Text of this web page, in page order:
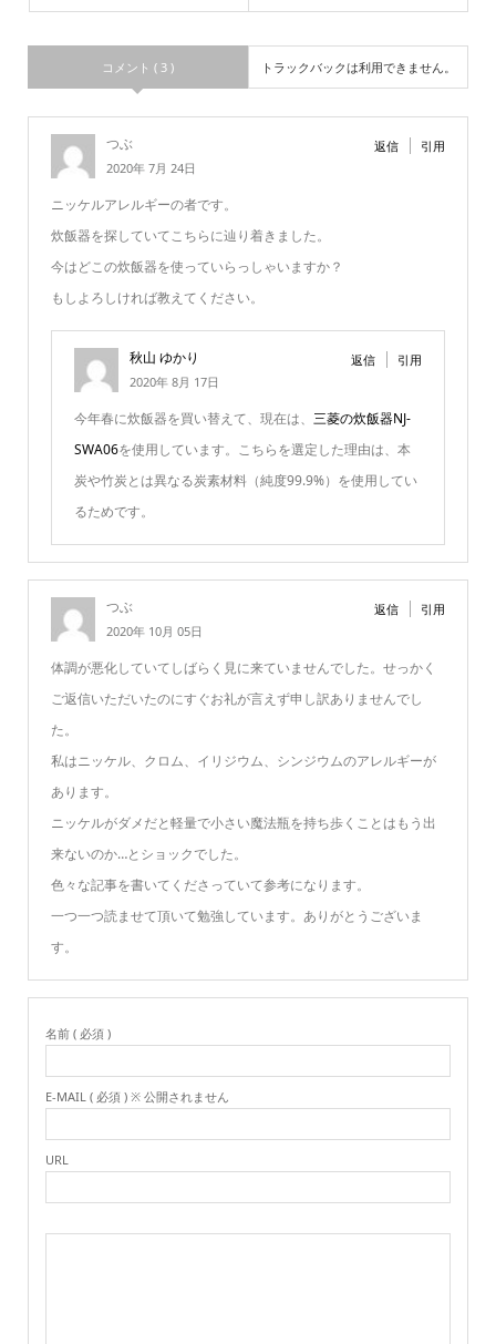
コメント ( 3 ) トラックバックは利用できません。
つぶ
2020年 7月 24日
返信 引用
ニッケルアレルギーの者です。
炊飯器を探していてこちらに辿り着きました。
今はどこの炊飯器を使っていらっしゃいますか？
もしよろしければ教えてください。
秋山 ゆかり
2020年 8月 17日
返信 引用
今年春に炊飯器を買い替えて、現在は、 三菱の炊飯器NJ-
SWA06を使用しています。こちらを選定した理由は、本
炭や竹炭とは異なる炭素材料（純度99.9%）を使用してい
るためです。
つぶ
2020年 10月 05日
返信 引用
体調が悪化していてしばらく見に来ていませんでした。せっかく
ご返信いただいたのにすぐお礼が言えず申し訳ありませんでし
た。
私はニッケル、クロム、イリジウム、シンジウムのアレルギーが
あります。
ニッケルがダメだと軽量で小さい魔法瓶を持ち歩くことはもう出
来ないのか…とショックでした。
色々な記事を書いてくださっていて参考になります。
一つ一つ読ませて頂いて勉強しています。ありがとうございま
す。
名前 ( 必須 )
E-MAIL ( 必須 ) ※ 公開されません
URL